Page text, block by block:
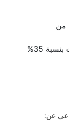
التي تتعامل مع 70% من
35%
عن: